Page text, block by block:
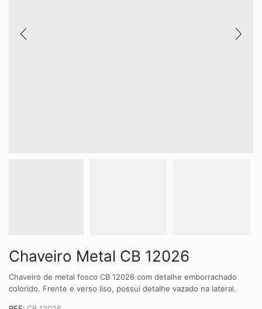
Chaveiro Metal CB 12026
Chaveiro de metal fosco CB 12026 com detalhe emborrachado
colorido. Frente e verso liso, possui detalhe vazado na lateral.